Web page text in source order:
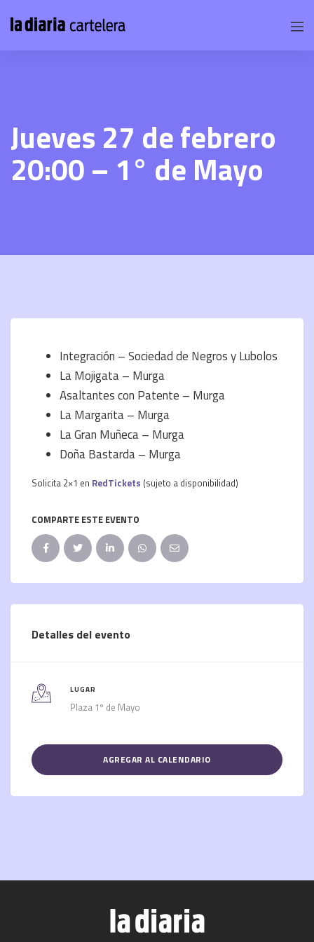
Jueves 27 de febrero
20:00 – 1° de Mayo
Integración – Sociedad de Negros y Lubolos
La Mojigata – Murga
Asaltantes con Patente – Murga
La Margarita – Murga
La Gran Muñeca – Murga
Doña Bastarda – Murga
Solicita 2×1 en RedTickets (sujeto a disponibilidad)
COMPARTE ESTE EVENTO
Detalles del evento
LUGAR
Plaza 1º de Mayo
AGREGAR AL CALENDARIO